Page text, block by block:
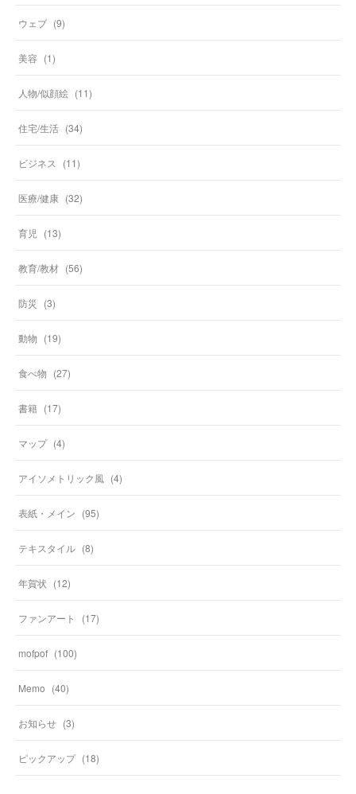
ウェブ (9)
美容 (1)
人物/似顔絵 (11)
住宅/生活 (34)
ビジネス (11)
医療/健康 (32)
育児 (13)
教育/教材 (56)
防災 (3)
動物 (19)
食べ物 (27)
書籍 (17)
マップ (4)
アイソメトリック風 (4)
表紙・メイン (95)
テキスタイル (8)
年賀状 (12)
ファンアート (17)
mofpof (100)
Memo (40)
お知らせ (3)
ピックアップ (18)